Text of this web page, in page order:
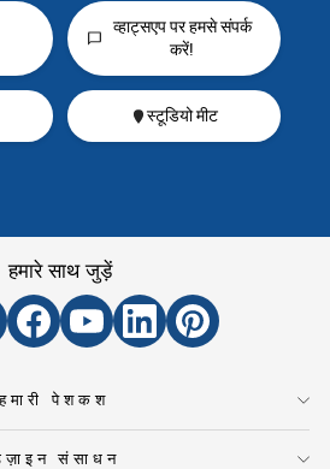
व्हाट्सएप पर हमसे संपर्क
करें!
स्टूडियो मीट
हमारे साथ जुड़ें
हमारी पेशकश
संसाधन